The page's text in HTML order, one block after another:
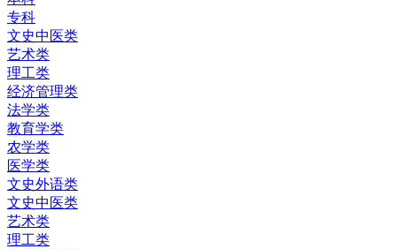
专科
文史中医类
艺术类
理工类
经济管理类
法学类
教育学类
农学类
医学类
文史外语类
文史中医类
艺术类
理工类